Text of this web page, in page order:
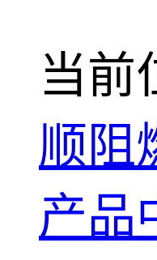
当前
顺阻
产品